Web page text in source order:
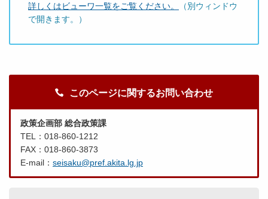
詳しくはビューワ一覧をご覧ください。
（別ウィンドウ
で開きます。）
このページに関するお問い合わせ
政策企画部 総合政策課
TEL：018-860-1212
FAX：018-860-3873
E-mail： seisaku@pref.akita.lg.jp